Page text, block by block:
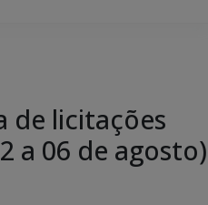
de licitações
a 06 de agosto)